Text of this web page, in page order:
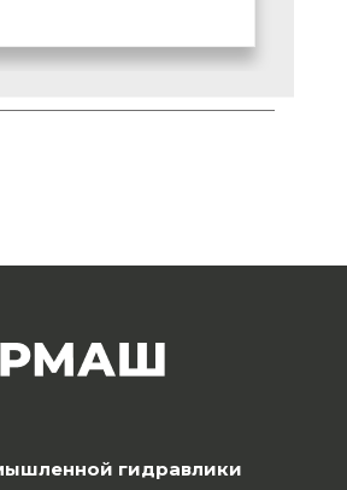
гидравлики